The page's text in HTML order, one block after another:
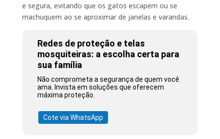
e segura, evitando que os gatos escapem ou se
machuquem ao se aproximar de janelas e varandas.
Redes de proteção e telas
mosquiteiras: a escolha certa para
sua família
Não comprometa a segurança de quem você
ama. Invista em soluções que oferecem
máxima proteção.
Cote via WhatsApp